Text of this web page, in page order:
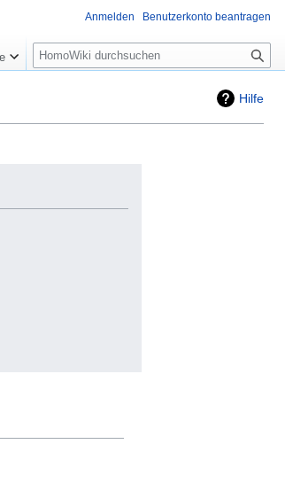
Hilfe
Anmelden Benutzerkonto beantragen
Suche